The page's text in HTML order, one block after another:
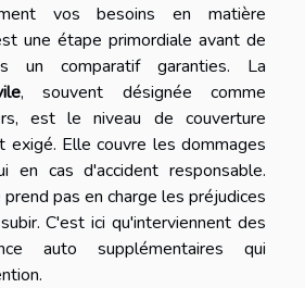
vos besoins en matière
une étape primordiale avant de
un comparatif garanties. La
, souvent désignée comme
est le niveau de couverture
exigé. Elle couvre les dommages
en cas d'accident responsable.
pas en charge les préjudices
C'est ici qu'interviennent des
auto supplémentaires qui